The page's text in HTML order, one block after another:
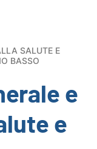
SALUTE E
BASSO
e
e